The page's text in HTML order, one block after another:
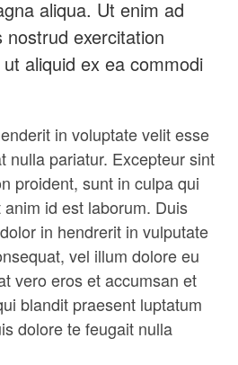
Design
aliqua. Ut enim ad
exercitation
aliquid ex ea commodi
in voluptate velit esse
nulla pariatur. Excepteur sint
proident, sunt in culpa qui
id est laborum. Duis
in hendrerit in vulputate
vel illum dolore eu
vero eros et accumsan et
blandit praesent luptatum
dolore te feugait nulla